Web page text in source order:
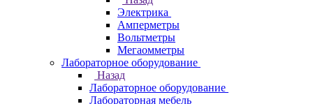
Электрика
Амперметры
Вольтметры
Мегаомметры
Лабораторное оборудование
Назад
Лабораторное оборудование
Лабораторная мебель